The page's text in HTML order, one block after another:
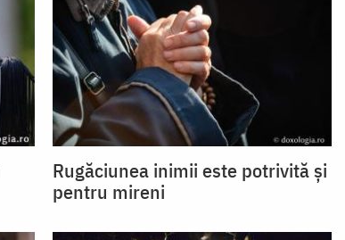
Rugăciunea inimii este potrivită și
pentru mireni